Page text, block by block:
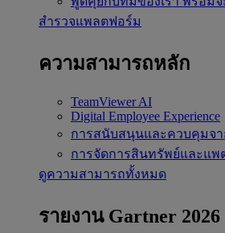
สำรวจแพลตฟอร์ม
ความสามารถหลัก
TeamViewer AI
Digital Employee Experience
การสนับสนุนและควบคุมจา
การจัดการสินทรัพย์และแพ
ดูความสามารถทั้งหมด
รายงาน Gartner 2026